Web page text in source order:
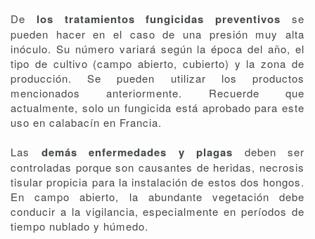
De los tratamientos fungicidas preventivosse
pueden hacer en el caso de una presión muy alta
inóculo. Su número variará según la época del año, el
tipo de cultivo (campo abierto, cubierto) y la zona de
producción. Se pueden utilizar los productos
mencionados anteriormente. Recuerde que
actualmente, solo un fungicida está aprobado para este
uso en calabacín en Francia.
Las demás enfermedades y plagas deben ser
controladas porque son causantes de heridas, necrosis
tisular propicia para la instalación de estos dos hongos.
En campo abierto, la abundante vegetación debe
conducir a la vigilancia, especialmente en períodos de
tiempo nublado y húmedo.